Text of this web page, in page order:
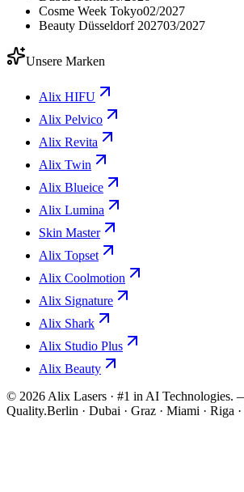
Cosme Week Tokyo02/2027
Beauty Düsseldorf 202703/2027
Unsere Marken
Alix HIFU
Alix Pelvico
Alix Revita
Alix Twin
Alix Blueice
Alix Lumina
Skin Master
Alix Topset
Alix Coolmotion
Alix Signature
Alix Shark
Alix Studio Plus
Alix Beauty
© 2026 Alix Lasers · #1 in AI Technologies.
Quality.Berlin · Dubai · Graz · Miami · Riga